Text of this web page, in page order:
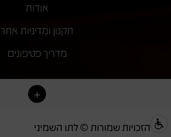
אודות
תקנון ומדיניות אתר
מדריך פטיפונים
כל הזכויות שמורות © לתו השמיני